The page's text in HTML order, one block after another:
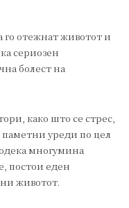
отежнат животот и
сериозен
болест на
како што се стрес,
паметни уреди по цел
многумина
постои еден
животот.